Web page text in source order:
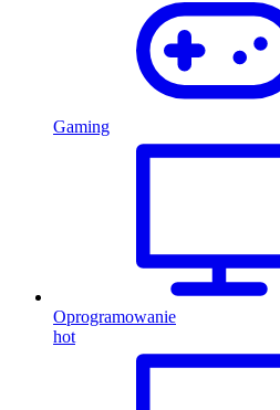
Gaming
Oprogramowanie
hot